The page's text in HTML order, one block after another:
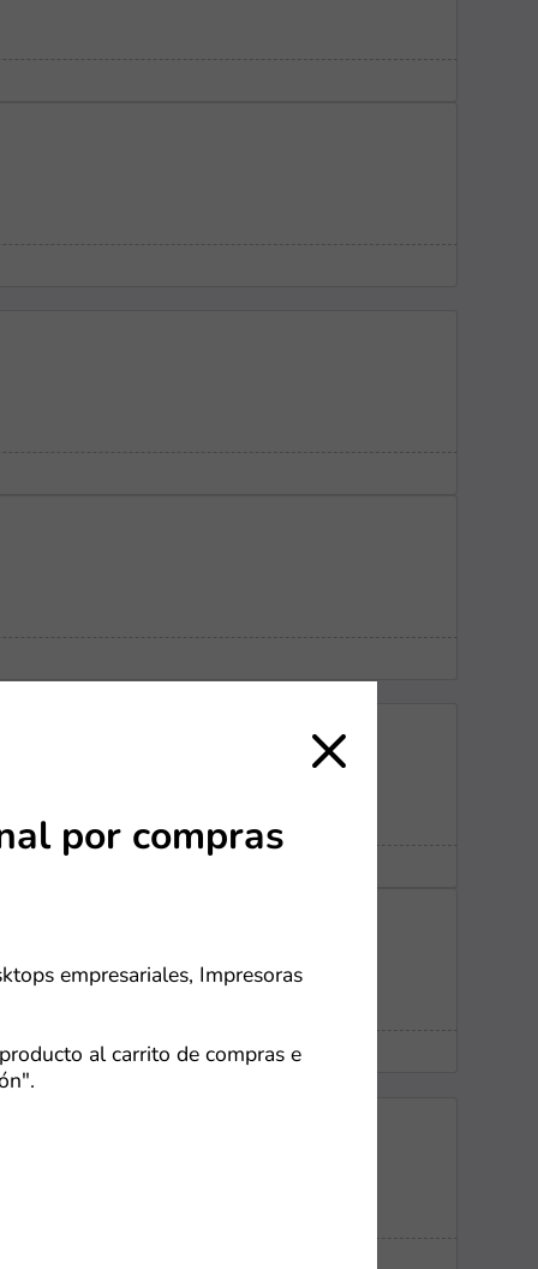
por compras
empresariales, Impresoras
al carrito de compras e